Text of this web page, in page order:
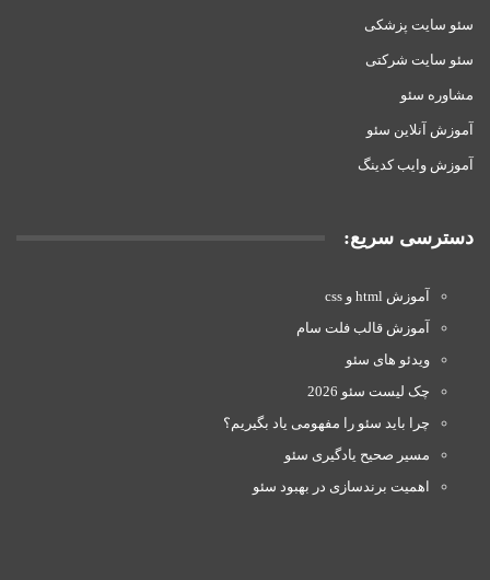
سئو سایت پزشکی
سئو سایت شرکتی
مشاوره سئو
آموزش آنلاین سئو
آموزش وایب کدینگ
دسترسی سریع:
آموزش html و css
آموزش قالب فلت سام
ویدئو های سئو
چک لیست سئو 2026
چرا باید سئو را مفهومی یاد بگیریم؟
مسیر صحیح یادگیری سئو
اهمیت برندسازی در بهبود سئو